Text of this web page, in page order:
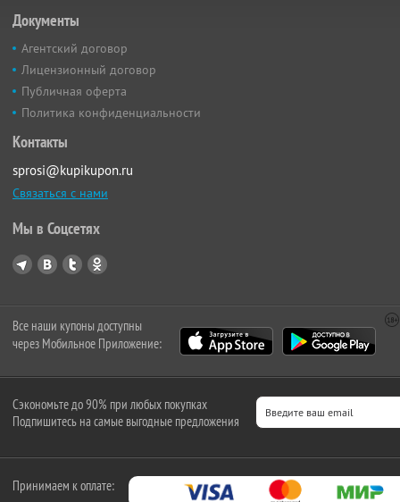
Документы
Агентский договор
Лицензионный договор
Публичная оферта
Политика конфиденциальности
Контакты
sprosi@kupikupon.ru
Связаться с нами
Мы в Соцсетях
Все наши купоны доступны
через Мобильное Приложение:
Сэкономьте до 90% при любых покупках
Подпишитесь на самые выгодные предложения
Принимаем к оплате: